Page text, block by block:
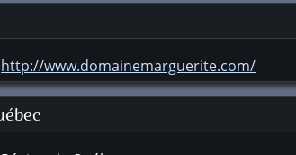
http://www.domainemarguerite.com/